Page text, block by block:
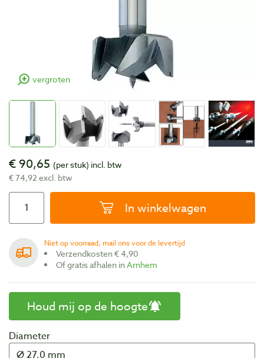
vergroten
€ 90,65 (per stuk) incl. btw
€ 74,92 excl. btw
In winkelwagen
Niet op voorraad, mail ons voor de levertijd
Verzendkosten € 4,90
Of gratis afhalen inArnhem
Houd mij op de hoogte
Diameter